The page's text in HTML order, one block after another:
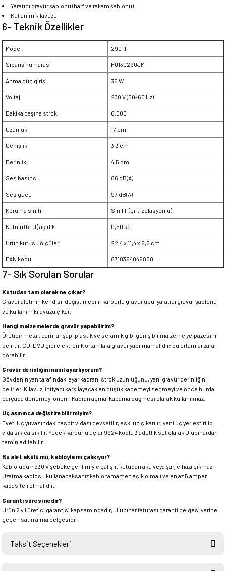
Yaratıcı gravür şablonu (harf ve rakam şablonu)
Kullanım kılavuzu
6- Teknik Özellikler
Model 290-1
Sipariş numarası F0130290JM
Anma güç girişi 35 W
Voltaj 230 V (50-60 Hz)
Dakika başına strok 6.000
Uzunluk 17 cm
Genişlik 3,3 cm
Derinlik 4,5 cm
Ses basıncı 86 dB(A)
Ses gücü 97 dB(A)
Koruma sınıfı Sınıf II (çift izolasyonlu)
Kutulu (brüt) ağırlık 0,50 kg
Ürün kutusu ölçüleri 22,4 x 11,4 x 6,5 cm
EAN kodu 8710364046850
7- Sık Sorulan Sorular
Kutudan tam olarak ne çıkar?
Gravür aletinin kendisi, değiştirilebilir karbürlü gravür ucu, yaratıcı gravür şablonu
ve kullanım kılavuzu çıkar.
Hangi malzemelerde gravür yapabilirim?
Üretici; metal, cam, ahşap, plastik ve seramik gibi geniş bir malzeme yelpazesini
belirtir. CD, DVD gibi elektronik ortamlara gravür yapılmamalıdır; bu ortamlar zarar
görebilir.
Gravür derinliğini nasıl ayarlıyorum?
Gövdenin yan tarafındaki ayar kadranı strok uzunluğunu, yani gravür derinliğini
belirler. Kılavuz, ihtiyacı karşılayacak en düşük kademeyi seçmeyi ve önce hurda
parçada denemeyi önerir. Kadran açma-kapama düğmesi olarak kullanılmaz.
Uç aşınınca değiştirebilir miyim?
Evet. Uç yuvasındaki tespit vidası gevşetilir, eski uç çıkarılır, yeni uç yerleştirilip
vida sıkıca sıkılır. Yedek karbürlü uçlar 9924 kodlu 3 adetlik set olarak Ulupınar'dan
temin edilebilir.
Bu alet akülü mü, kabloyla mı çalışıyor?
Kabloludur; 230 V şebeke gerilimiyle çalışır, kutudan akü veya şarj cihazı çıkmaz.
Uzatma kablosu kullanacaksanız kablo tamamen açık olmalı ve en az 5 amper
kapasiteli olmalıdır.
Garanti süresi nedir?
Ürün 2 yıl üretici garantisi kapsamındadır; Ulupınar faturası garanti belgesi yerine
geçen satın alma belgesidir.
Taksit Seçenekleri